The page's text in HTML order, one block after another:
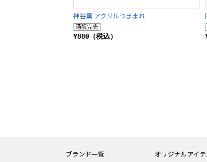
神谷薫 アクリルつままれ
¥880（税込）
ブランド一覧 オリジナルアイ